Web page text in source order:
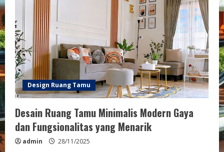
Rumah
Design Ruang Tamu
Desain Ruang Tamu Minimalis Modern Gaya
dan Fungsionalitas yang Menarik
admin 28/11/2025